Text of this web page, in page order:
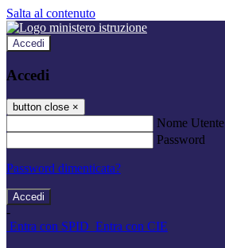
Salta al contenuto
Accedi
Accedi
button close ×
Nome Utente
Password
Password dimenticata?
-
Entra con SPID Entra con CIE